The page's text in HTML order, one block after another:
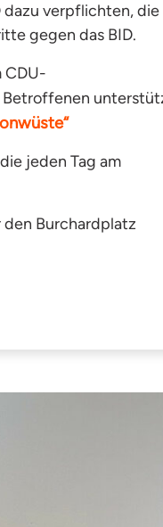
dazu verpflichten, die
gegen das BID.
CDU-
Betroffenen
jeden Tag am
Burchardplatz